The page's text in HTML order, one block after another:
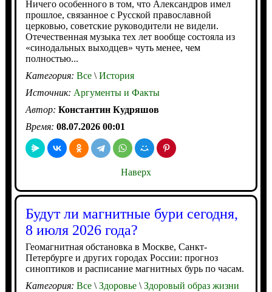
Ничего особенного в том, что Александров имел
прошлое, связанное с Русской православной
церковью, советские руководители не видели.
Отечественная музыка тех лет вообще состояла из
«синодальных выходцев» чуть менее, чем
полностью...
Категория: Все\История
Источник: Аргументы и Факты
Автор: Константин Кудряшов
Время: 08.07.2026 00:01
Наверх
Будут ли магнитные бури сегодня,
8 июля 2026 года?
Геомагнитная обстановка в Москве, Санкт-
Петербурге и других городах России: прогноз
синоптиков и расписание магнитных бурь по часам.
Категория: Все\Здоровье\Здоровый образ жизни